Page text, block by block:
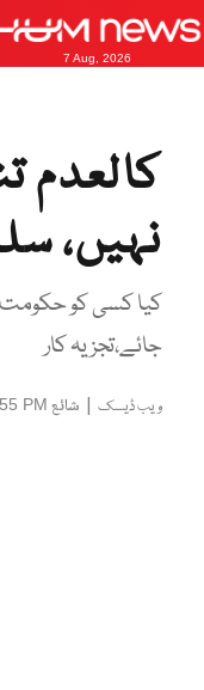
7 Aug, 2026
نہیں،
کیا کسی کو
جائے،تجزیہ کار
ویب ڈیسک | شائع PM